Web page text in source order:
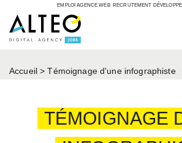
EMPLOI AGENCE WEB RECRUTEMENT
Accueil >Témoignage d'une infographiste
TÉMOIGNAGE